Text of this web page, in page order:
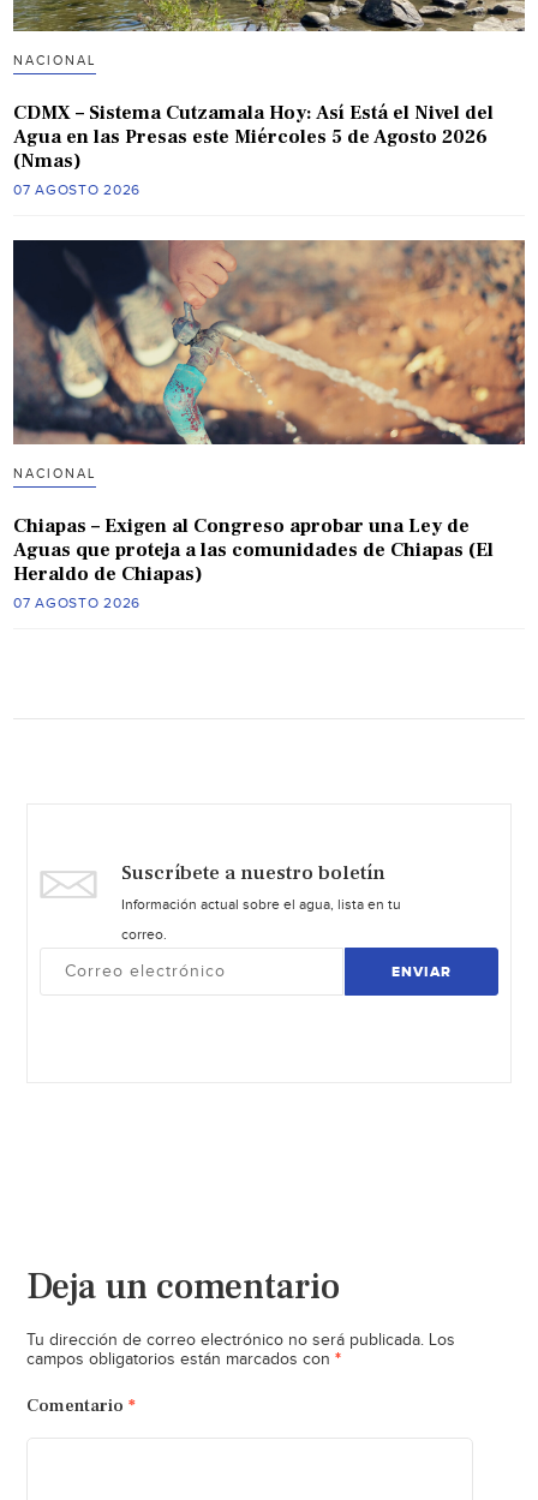
NACIONAL
CDMX – Sistema Cutzamala Hoy: Así Está el Nivel del
Agua en las Presas este Miércoles 5 de Agosto 2026
(Nmas)
07 AGOSTO 2026
NACIONAL
Chiapas – Exigen al Congreso aprobar una Ley de
Aguas que proteja a las comunidades de Chiapas (El
Heraldo de Chiapas)
07 AGOSTO 2026
Suscríbete a nuestro boletín
Información actual sobre el agua, lista en tu
correo.
ENVIAR
Deja un comentario
Tu dirección de correo electrónico no será publicada. Los
campos obligatorios están marcados con *
Comentario *